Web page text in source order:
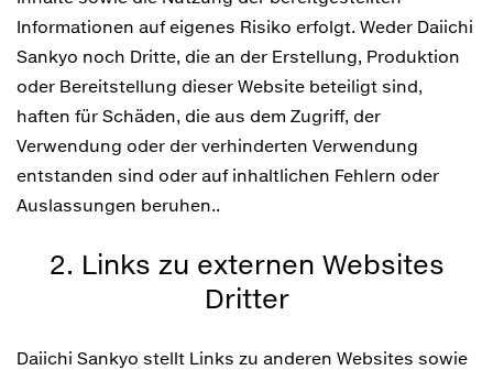
Informationen auf eigenes Risiko erfolgt. Weder Daiichi
Sankyo noch Dritte, die an der Erstellung, Produktion
oder Bereitstellung dieser Website beteiligt sind,
haften für Schäden, die aus dem Zugriff, der
Verwendung oder der verhinderten Verwendung
entstanden sind oder auf inhaltlichen Fehlern oder
Auslassungen beruhen..
2. Links zu externen Websites
Dritter
Daiichi Sankyo stellt Links zu anderen Websites sowie